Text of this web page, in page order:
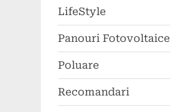
LifeStyle
Panouri Fotovoltaice
Poluare
Recomandari